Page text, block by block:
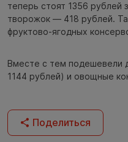
теперь стоят 1356 рублей
творожок — 418 рублей.
фруктово-ягодных
Вместе с тем подешевели
1144 рублей) и овощные
Поделиться